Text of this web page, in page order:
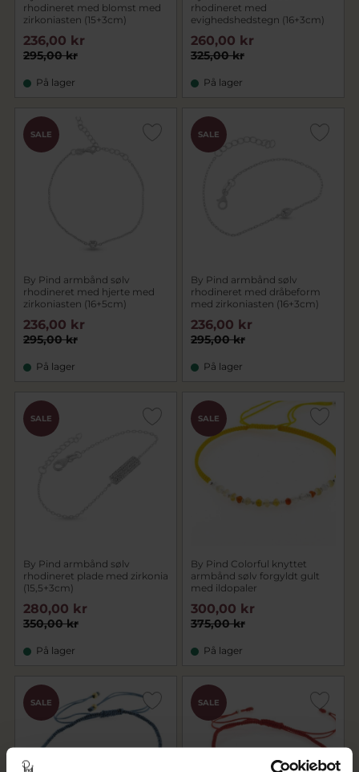
rhodineret med blomst med
zirkoniasten (15+3cm)
295,00 kr
236,00 kr
På lager
rhodineret med
evighedshedstegn (16+3cm)
325,00 kr
260,00 kr
På lager
SALE
By Pind armbånd sølv
rhodineret med hjerte med
zirkoniasten (16+5cm)
295,00 kr
236,00 kr
På lager
SALE
By Pind armbånd sølv
rhodineret med dråbeform
med zirkoniasten (16+3cm)
295,00 kr
236,00 kr
På lager
SALE
By Pind armbånd sølv
rhodineret plade med zirkonia
(15,5+3cm)
350,00 kr
280,00 kr
På lager
SALE
By Pind Colorful knyttet
armbånd sølv forgyldt gult
med ildopaler
375,00 kr
300,00 kr
På lager
SALE SALE